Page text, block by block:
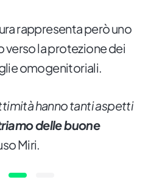
rappresenta però uno
la protezione dei
omogenitoriali.
hanno tanti aspetti
delle buone
Miri.